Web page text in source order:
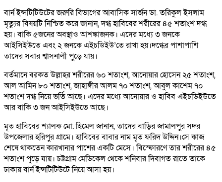
বার্ন ইন্সটিটিউটের জরুরি বিভাগের আবাসিক সার্জন ডা. তরিকুল ইসলাম
মৃত্যুর বিষয়টি নিশ্চিত করে জানান, দগ্ধ হাবিবের শরীরের ৪৫ শতাংশ দগ্ধ
হয়। বাকি ৫জনের অবস্থাও আশঙ্কাজনক। এদের মধ্যে ৩ জনকে
আইসিইউতে এবং ২ জনকে এইচডিইউ’তে রাখা হয়।দগ্ধের পাশাপাশি
তাদের সবার শ্বাসনালী পুড়ে যায়।
বর্তমানে বরকত উল্লাহর শরীরের ৬০ শতাংশ, আনোয়ার হোসেন ২৫ শতাংশ,
আল আমিন ৮০ শতাংশ, জাহাঙ্গীর আলম ৭০ শতাংশ, আবুল কাশেম ৭০
শতাংশ দগ্ধ নিয়ে ভর্তি আছে। এদের মধ্যে আনোয়ার ও হাবিব এইচডিইউতে
আর বাকি ৩ জন আইসিইউতে আছে।
মৃত হাবিবের শ্যালক মো. হিমেল জানান, তাদের বাড়ির জামালপুর সদর
উপজেলার হরিপুর গ্রামে। হাবিবের বাবার নাম মৃত ফরিদ উদ্দিন।সে কাজ
শেষে থাকতেন কারখানার পাশের একটি মেসে। বিস্ফোরণে তার শরীরের ৪৫
শতাংশ পুড়ে যায়। চট্টগ্রাম মেডিকেল থেকে শনিবার দিবাগত রাতে তাকে
ঢাকায় বার্ন ইন্সটিটিউটে নিয়ে আসা হয়।